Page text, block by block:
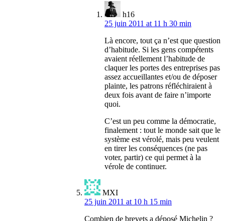
h16
25 juin 2011 at 11 h 30 min
Là encore, tout ça n’est que question
d’habitude. Si les gens compétents
avaient réellement l’habitude de
claquer les portes des entreprises pas
assez accueillantes et/ou de déposer
plainte, les patrons réfléchiraient à
deux fois avant de faire n’importe
quoi.
C’est un peu comme la démocratie,
finalement : tout le monde sait que le
système est vérolé, mais peu veulent
en tirer les conséquences (ne pas
voter, partir) ce qui permet à la
vérole de continuer.
MXI
25 juin 2011 at 10 h 15 min
Combien de brevets a déposé Michelin ?